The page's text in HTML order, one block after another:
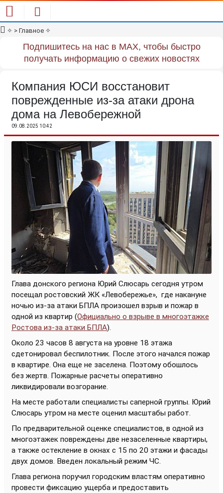
✧ > Главное ✧
Подпишитесь на нас в MAX, чтобы быстро
получать информацию о свежих новостях
Компания ЮСИ восстановит
поврежденные из-за атаки дрона
дома на Левобережной
09.08.2025 10:42
Глава донского региона Юрий Слюсарь сегодня утром
посещал ростовский ЖК «Левобережье», где накануне
ночью из-за атаки БПЛА произошел взрыв и пожар в
одной из квартир (Официально о взрыве в многоэтажке
Ростова из-за атаки БПЛА).
Около 23 часов 8 августа на уровне 18 этажа
сдетонировал беспилотник. После этого начался пожар
в квартире. Она еще не заселена. Поэтому обошлось
без жертв. Пожарные расчеты оперативно
ликвидировали возгорание.
На месте работали специалисты саперной группы. Юрий
Слюсарь утром на месте оценил масштабы работ.
По предварительной оценке специалистов, в одной из
многоэтажек повреждены две незаселенные квартиры,
а также остекление в окнах с 15 по 20 этажи и фасады
двух домов. Введен локальный режим ЧС.
Глава региона поручил городским властям оперативно
провести фиксацию ущерба и предоставить